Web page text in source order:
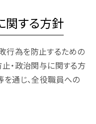
関する方針
行為を防止するための
止・政治関与に関する方
を通じ、全役職員への